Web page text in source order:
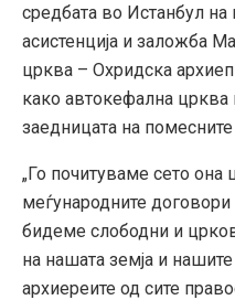
средбата во Истанбул
асистенција и заложба
црква – Охридска
како автокефална
заедницата на
„Го почитуваме сето
меѓународните
бидеме слободни и
на нашата земја и
архиереите од сите